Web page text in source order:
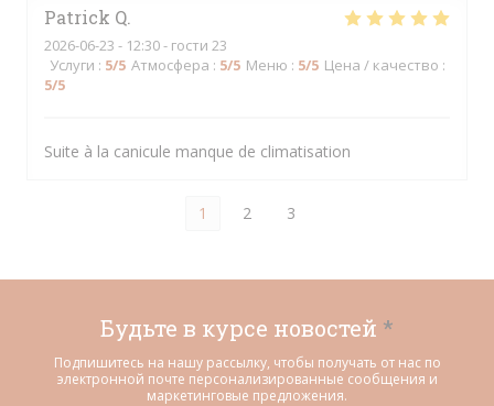
Patrick Q
2026-06-23 - 12:30 - гости 23
Услуги : 5/5 Атмосфера : 5/5 Меню : 5/5 Цена / качество :
5/5
Suite à la canicule manque de climatisation
1 2 3
Будьте в курсе новостей *
Подпишитесь на нашу рассылку, чтобы получать от нас по
электронной почте персонализированные сообщения и
маркетинговые предложения.